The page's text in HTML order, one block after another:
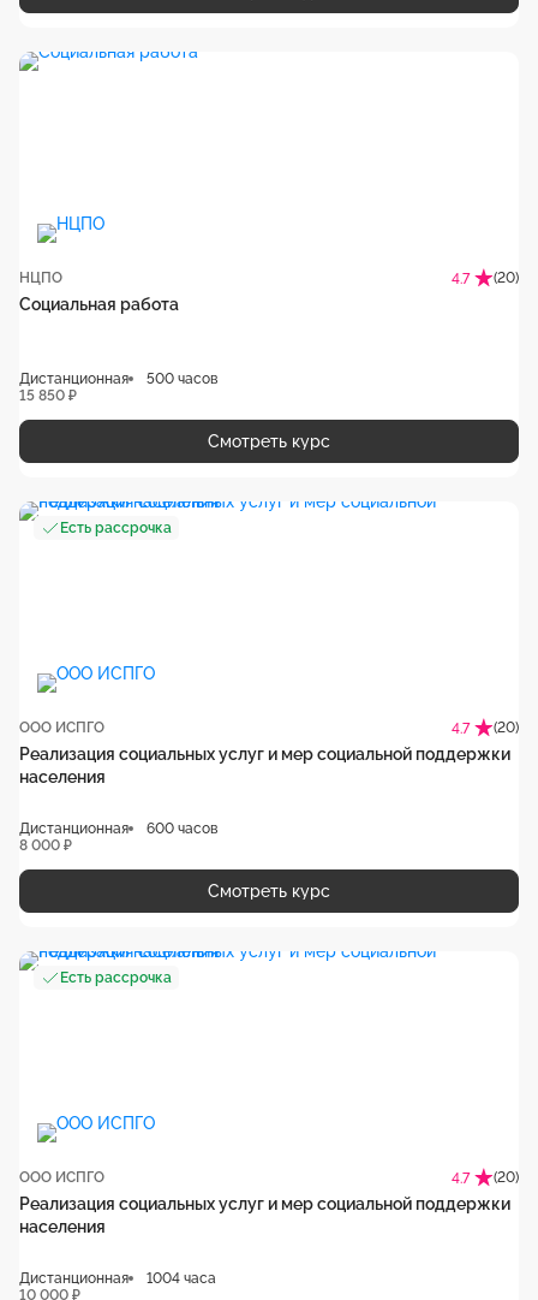
НЦПО 4.7 (20)
Социальная работа
Дистанционная
500 часов
15 850 ₽
Смотреть курс
Есть рассрочка
ООО ИСПГО 4.7 (20)
Реализация социальных услуг и мер социальной поддержки
населения
Дистанционная
600 часов
8 000 ₽
Смотреть курс
Есть рассрочка
ООО ИСПГО 4.7 (20)
Реализация социальных услуг и мер социальной поддержки
населения
Дистанционная
1004 часа
10 000 ₽